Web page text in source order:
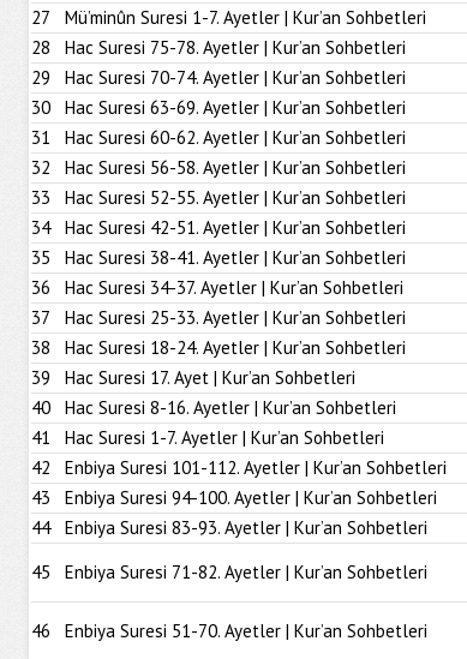
27
Mü’minûn Suresi 1-7. Ayetler | Kur’an Sohbetleri
28
Hac Suresi 75-78. Ayetler | Kur’an Sohbetleri
29
Hac Suresi 70-74. Ayetler | Kur’an Sohbetleri
30
Hac Suresi 63-69. Ayetler | Kur’an Sohbetleri
31
Hac Suresi 60-62. Ayetler | Kur’an Sohbetleri
32
Hac Suresi 56-58. Ayetler | Kur’an Sohbetleri
33
Hac Suresi 52-55. Ayetler | Kur’an Sohbetleri
34
Hac Suresi 42-51. Ayetler | Kur’an Sohbetleri
35
Hac Suresi 38-41. Ayetler | Kur’an Sohbetleri
36
Hac Suresi 34-37. Ayetler | Kur’an Sohbetleri
37
Hac Suresi 25-33. Ayetler | Kur’an Sohbetleri
38
Hac Suresi 18-24. Ayetler | Kur’an Sohbetleri
39
Hac Suresi 17. Ayet | Kur’an Sohbetleri
40
Hac Suresi 8-16. Ayetler | Kur’an Sohbetleri
41
Hac Suresi 1-7. Ayetler | Kur’an Sohbetleri
42
Enbiya Suresi 101-112. Ayetler | Kur’an Sohbetleri
43
Enbiya Suresi 94-100. Ayetler | Kur’an Sohbetleri
44
Enbiya Suresi 83-93. Ayetler | Kur’an Sohbetleri
45
Enbiya Suresi 71-82. Ayetler | Kur’an Sohbetleri
46 Enbiya Suresi 51-70. Ayetler | Kur’an Sohbetleri